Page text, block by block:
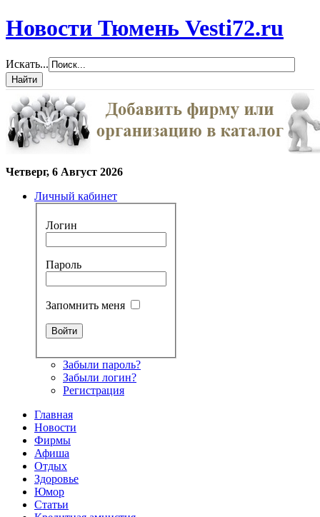
Новости Тюмень Vesti72.ru
Искать...
Четверг, 6 Август 2026
Личный кабинет
Логин
Пароль
Запомнить меня
Забыли пароль?
Забыли логин?
Регистрация
Главная
Новости
Фирмы
Афиша
Отдых
Здоровье
Юмор
Статьи